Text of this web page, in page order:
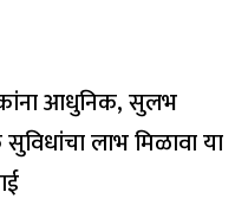
आधुनिक, सुलभ
लाभ मिळावा या